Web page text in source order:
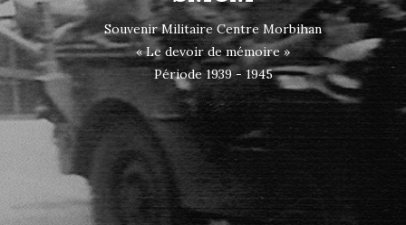
Souvenir Militaire Centre Morbihan
« Le devoir de mémoire »
Période 1939 - 1945